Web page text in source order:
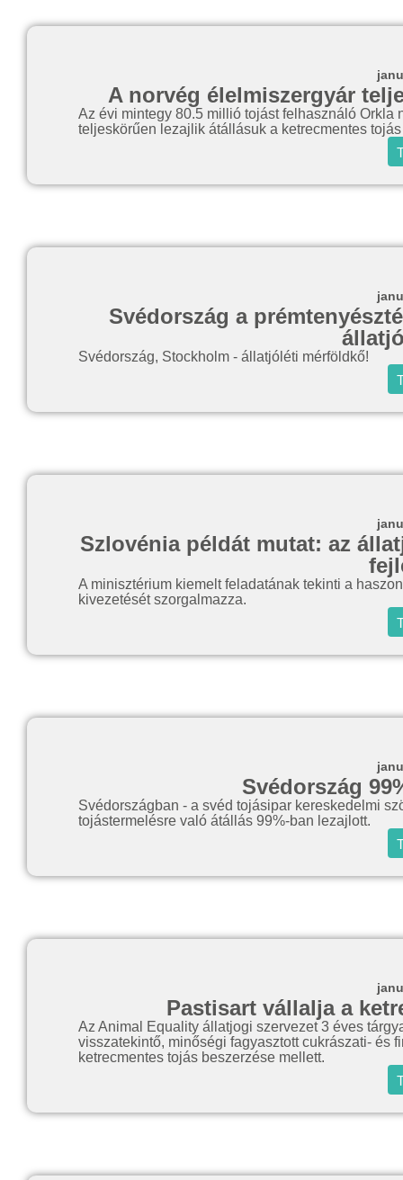
A norvég élelmiszergyár
Az évi mintegy 80.5 millió tojást felhasználó
teljeskörűen lezajlik átállásuk a ketrecmentes
Svédország a
Svédország, Stockholm - állatjóléti mérföldkő!
Szlovénia példát mutat: az
A minisztérium kiemelt feladatának tekinti a
kivezetését szorgalmazza.
Svédország
Svédországban - a svéd tojásipar kereskedelmi
tojástermelésre való átállás 99%-ban lezajlott.
Pastisart vállalja a
Az Animal Equality állatjogi szervezet 3 éves
visszatekintő, minőségi fagyasztott cukrászati- és
ketrecmentes tojás beszerzése mellett.